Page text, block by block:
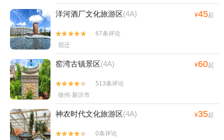
洋河酒厂文化旅游区(4A) ¥45起


67条评论
宿迁
窑湾古镇景区(4A) ¥60起


513条评论
徐州·新沂市
神农时代文化旅游区(4A) ¥35起

 0条评论